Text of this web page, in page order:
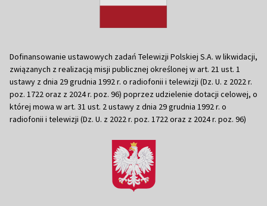
Dofinansowanie ustawowych zadań Telewizji Polskiej S.A. w likwidacji,
związanych z realizacją misji publicznej określonej w art. 21 ust. 1
ustawy z dnia 29 grudnia 1992 r. o radiofonii i telewizji (Dz. U. z 2022 r.
poz. 1722 oraz z 2024 r. poz. 96) poprzez udzielenie dotacji celowej, o
której mowa w art. 31 ust. 2 ustawy z dnia 29 grudnia 1992 r. o
radiofonii i telewizji (Dz. U. z 2022 r. poz. 1722 oraz z 2024 r. poz. 96)